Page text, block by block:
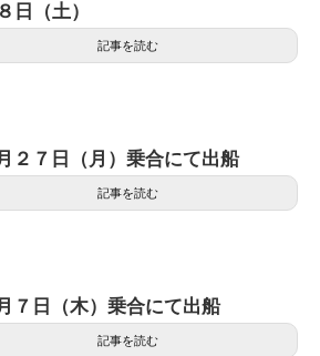
日（土）
記事を読む
２７日（月）乗合にて出船
記事を読む
７日（木）乗合にて出船
記事を読む